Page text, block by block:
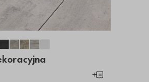
Grosseto
Grosseto
dekoracyjna Grosseto
dekoracyjna Grosseto
Kostka dekoracyjna Grosseto
Kostka dekoracyjna Grosseto
Kostka dekoracyjna Grosseto
Kostka dekoracyjna
Dodaj do